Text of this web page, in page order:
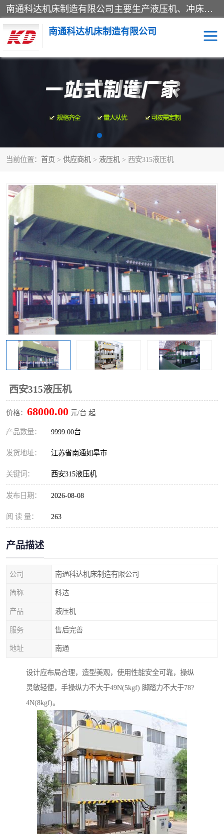
南通科达机床制造有限公司主要生产液压机、冲床、压力机等产品；本公司采用现代化企业的管理方法进行管理，立足于产品的质量管理，以优秀的品质、新颖的设计、合理的价格、完善的服务赢得广大客户的充分信赖和良好的口碑。领导层将运用科学管理方法及长期积累下来的经验和广泛领域吸取来新的技术不断调整产品结构，为市场提供精良的各类机械设备。企业将坚持与国内外各界朋友，真诚合作，共创辉煌。
南通科达机床制造有限公司
当前位置： 首页 > 供应商机 > 液压机 > 西安315液压机
西安315液压机
价格： 68000.00 元/台 起
产品数量： 9999.00台
发货地址： 江苏省南通如皋市
关键词： 西安315液压机
发布日期： 2026-08-08
阅 读 量： 263
产品描述
公司 南通科达机床制造有限公司
简称 科达
产品 液压机
服务 售后完善
地址 南通
设计应布局合理，造型美观，使用性能安全可靠，操纵
灵敏轻便，手操纵力不大于49N(5kgf) 脚踏力不大于78?
4N(8kgf)。
四柱液压机 液压机
卷板机